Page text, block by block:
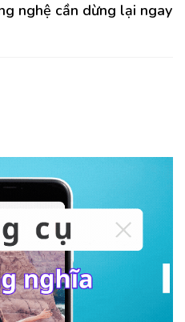
nghệ cần dừng lại ngay